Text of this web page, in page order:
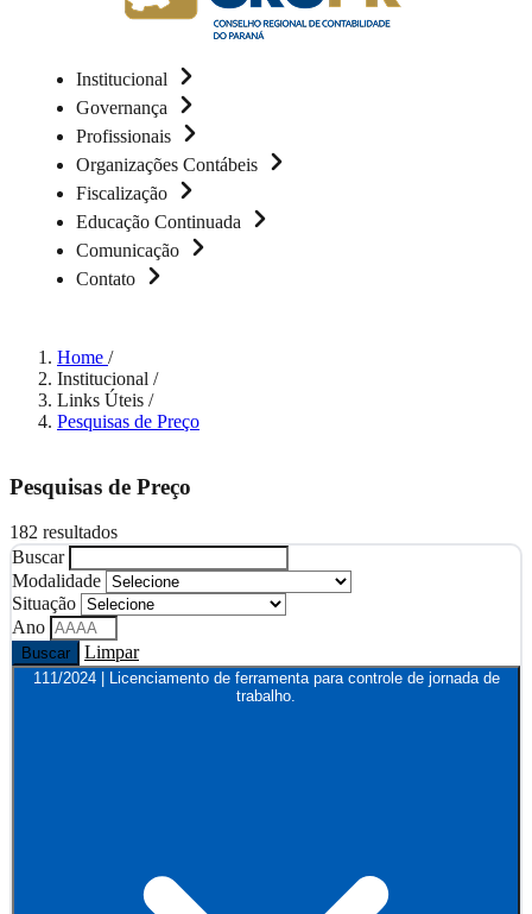
Institucional
Governança
Profissionais
Organizações Contábeis
Fiscalização
Educação Continuada
Comunicação
Contato
Home /
Institucional /
Links Úteis /
Pesquisas de Preço
Pesquisas de Preço
182 resultados
Buscar
Modalidade
Situação
Ano
Buscar Limpar
111/2024 | Licenciamento de ferramenta para controle de jornada de
trabalho.